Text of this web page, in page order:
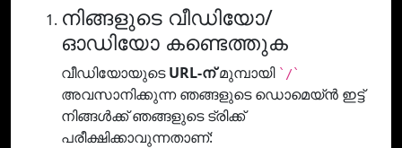
നിങ്ങളുടെ വീഡിയോ/
ഓഡിയോ കണ്ടെത്തുക
വീഡിയോയുടെURL-ന്മുമ്പായി `/`
അവസാനിക്കുന്ന ഞങ്ങളുടെ ഡൊമെയ്ൻ ഇട്ട്
നിങ്ങൾക്ക് ഞങ്ങളുടെ ട്രിക്ക്
പരീക്ഷിക്കാവുന്നതാണ്: